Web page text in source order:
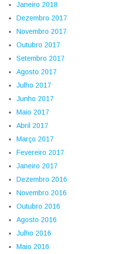
Janeiro 2018
Dezembro 2017
Novembro 2017
Outubro 2017
Setembro 2017
Agosto 2017
Julho 2017
Junho 2017
Maio 2017
Abril 2017
Março 2017
Fevereiro 2017
Janeiro 2017
Dezembro 2016
Novembro 2016
Outubro 2016
Agosto 2016
Julho 2016
Maio 2016